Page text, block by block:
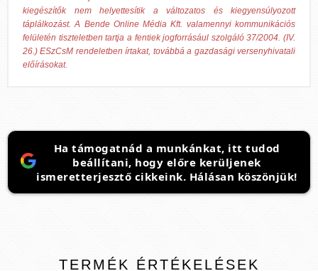
kiegészítők nem helyettesítik a változatos és kiegyensúlyozott
táplálkozást. A Bende Online Média Kft. valamennyi kommunikációs
felületén tiszteletben tartja a fentiek jogforrásául szolgáló 37/2004. (IV.
26.) ESzCsM rendeletben írtakat, továbbá a gazdasági versenyhivatali
előírásokat.
Ha támogatnád a munkánkat, itt tudod
beállítani, hogy előre kerüljenek
ismeretterjesztő cikkeink. Hálásan köszönjük!
TERMÉK ÉRTÉKELÉSEK